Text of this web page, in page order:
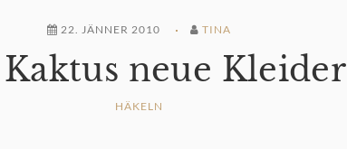
22. JÄNNER 2010 TINA
Kaktus neue Kleider
HÄKELN